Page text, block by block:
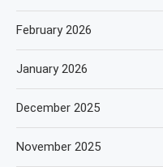
February 2026
January 2026
December 2025
November 2025